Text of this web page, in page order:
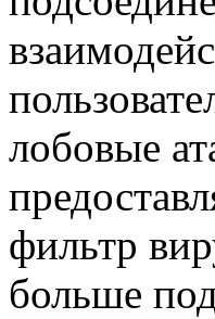
лобовые
фильтр
больше